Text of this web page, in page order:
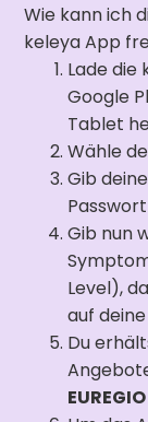
Wie kann ich
keleya App
Lade
Google
Tablet
Wähle
Gib
Gib nun
Level),
auf
Du
EUREGIO